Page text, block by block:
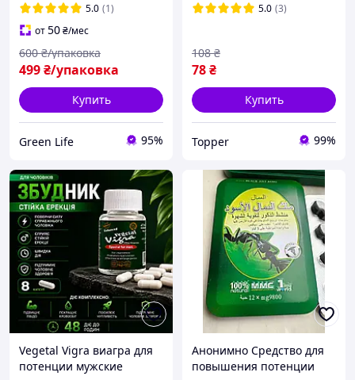
препараты для секса
эрекции Виагра 10 шт
оригинал
5.0 (1)
от50₴/мес
499₴/упаковка
600 ₴/упаковка
Купить
Green Life 95%
5.0 (3)
78₴
108 ₴
Купить
Topper 99%
Vegetal Vigra виагра для
потенции мужские
Анонимно Средство для
повышения потенции